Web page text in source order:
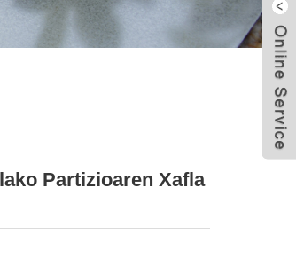
Partizioaren Xafla